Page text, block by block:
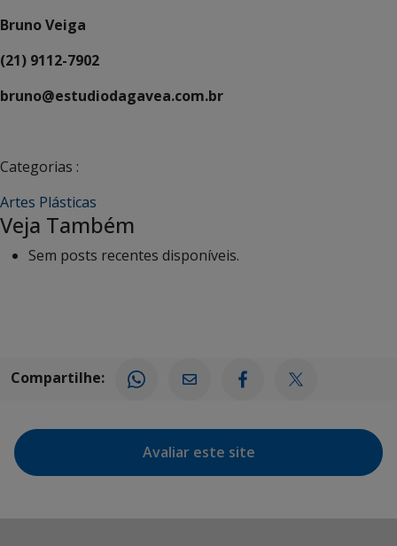
Bruno Veiga
(21) 9112-7902
bruno@estudiodagavea.com.br
Categorias :
Artes Plásticas
Veja Também
Sem posts recentes disponíveis.
Compartilhe:
Avaliar este site